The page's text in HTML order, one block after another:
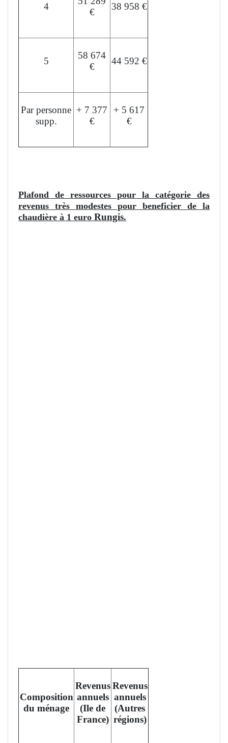
4
€
38 958 €
5
58 674
€
44 592 €
Par personne
supp.
+ 7 377
€
+ 5 617
€
Plafond de ressources pour la catégorie des
revenus très modestes pour beneficier de la
chaudière à 1 euro Rungis.
Composition
du ménage
Revenus
annuels
(Ile de
France)
Revenus
annuels
(Autres
régions)